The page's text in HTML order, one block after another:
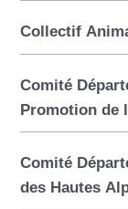
Collectif
Comité
Promotion de
Comité
des Hautes